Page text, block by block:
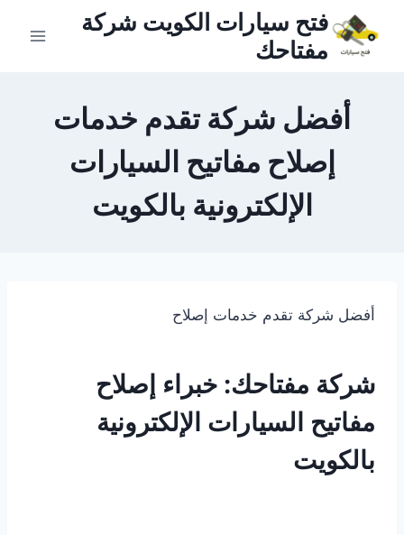
المحتوى
فتح سيارات الكويت شركة
مفتاحك
أفضل شركة تقدم خدمات
إصلاح مفاتيح السيارات
الإلكترونية بالكويت
أفضل شركة تقدم خدمات إصلاح
شركة مفتاحك: خبراء إصلاح
مفاتيح السيارات الإلكترونية
بالكويت